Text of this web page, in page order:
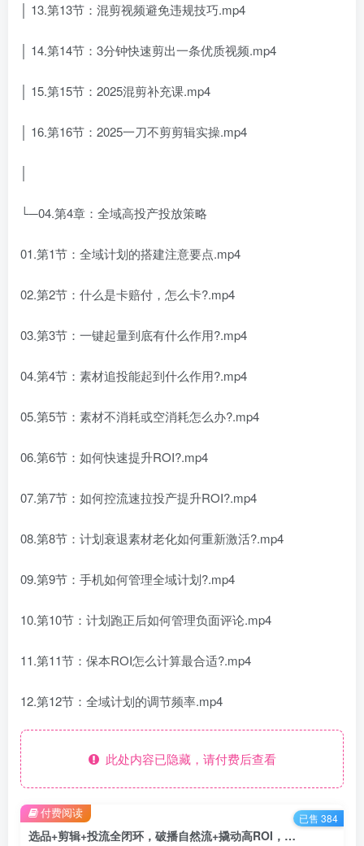
│ 13.第13节：混剪视频避免违规技巧.mp4
│ 14.第14节：3分钟快速剪出一条优质视频.mp4
│ 15.第15节：2025混剪补充课.mp4
│ 16.第16节：2025一刀不剪剪辑实操.mp4
│
└─04.第4章：全域高投产投放策略
01.第1节：全域计划的搭建注意要点.mp4
02.第2节：什么是卡赔付，怎么卡?.mp4
03.第3节：一键起量到底有什么作用?.mp4
04.第4节：素材追投能起到什么作用?.mp4
05.第5节：素材不消耗或空消耗怎么办?.mp4
06.第6节：如何快速提升ROI?.mp4
07.第7节：如何控流速拉投产提升ROI?.mp4
08.第8节：计划衰退素材老化如何重新激活?.mp4
09.第9节：手机如何管理全域计划?.mp4
10.第10节：计划跑正后如何管理负面评论.mp4
11.第11节：保本ROI怎么计算最合适?.mp4
12.第12节：全域计划的调节频率.mp4
此处内容已隐藏，请付费后查看
选品+剪辑+投流全闭环，破播自然流+撬动高ROI，手把手打通“选品-剪辑-测品-千川随心推”全链
付费阅读 已售 384